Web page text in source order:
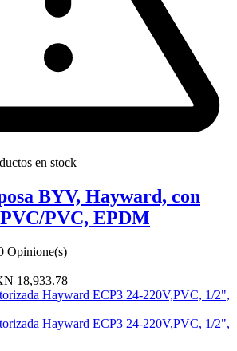
en stock
BYV, Hayward, con
PVC, EPDM
Opinione(s)
18,933.78